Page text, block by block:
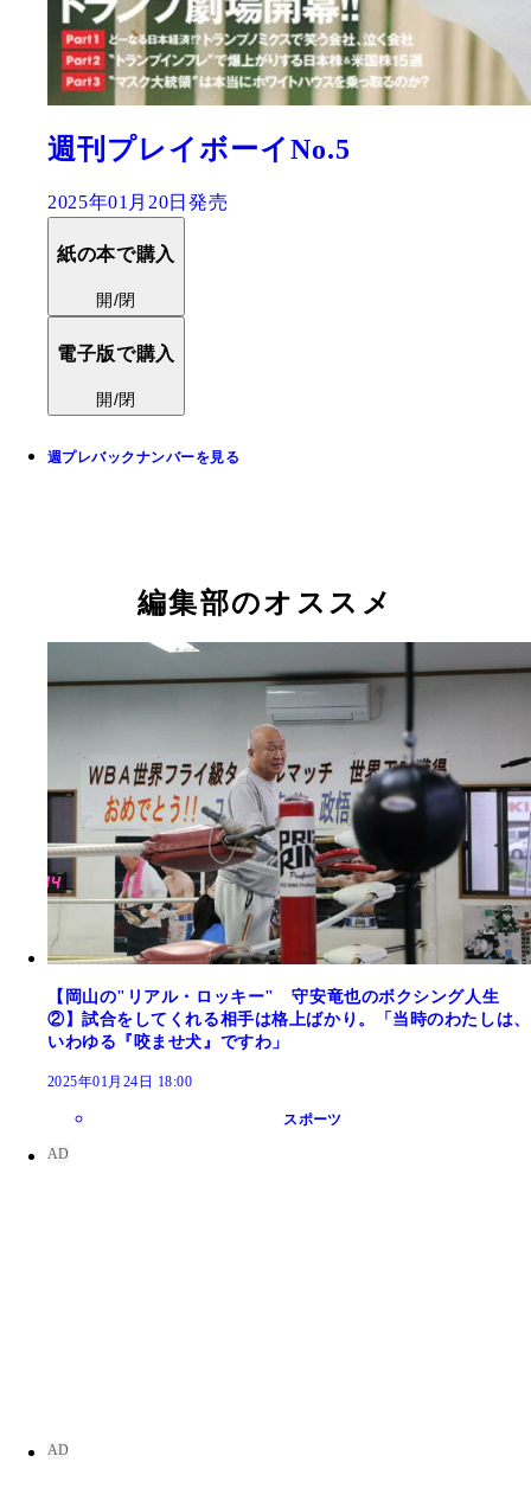
週刊プレイボーイNo.5
2025年01月20日発売
紙の本で購入
開/閉
電子版で購入
開/閉
週プレバックナンバーを見る
編集部のオススメ
【岡山の"リアル・ロッキー" 守安竜也のボクシング人生
②】試合をしてくれる相手は格上ばかり。「当時のわたしは、
いわゆる『咬ませ犬』ですわ」
2025年01月24日 18:00
スポーツ